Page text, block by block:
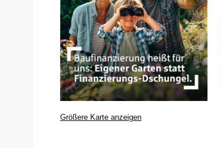
Größere Karte anzeigen